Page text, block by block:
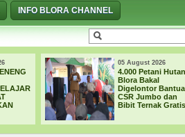
INFO BLORA CHANNEL
05 August 2026
4.000 Petani Hutan
Blora Bakal
Digelontor Bantuan
CSR Jumbo dan
Bibit Ternak Gratis